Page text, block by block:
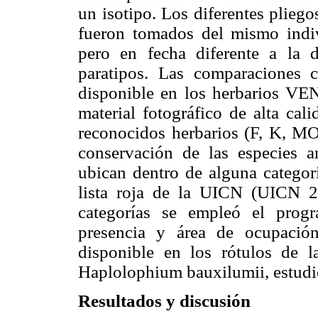
un isotipo. Los diferentes
fueron tomados del mismo
pero en fecha diferente a la
paratipos. Las
disponible en los herbarios
material fotográfico de alta
reconocidos herbarios (F, K,
conservación de las especies
ubican dentro de alguna
lista roja de la UICN (UICN
categorías se empleó el
presencia y área de
disponible en los rótulos de
Haplolophium bauxilumii,
Resultados y discusión